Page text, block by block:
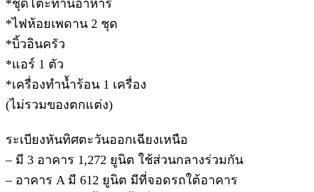
*ชุดโต๊ะทานอาหาร
*ไฟห้อยเพดาน 2 ชุด
*บิ้วอินครัว
*แอร์ 1 ตัว
*เครื่องทำน้ำร้อน 1 เครื่อง
(ไม่รวมของตกแต่ง)
ระเบียงหันทิศตะวันออกเฉียงเหนือ
– มี 3 อาคาร 1,272 ยูนิต ใช้ส่วนกลางร่วมกัน
– อาคาร A มี 612 ยูนิต มีที่จอดรถใต้อาคาร